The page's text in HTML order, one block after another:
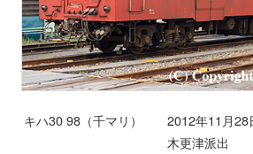
キハ30 98（千マリ） 2012年11月28
木更津派出